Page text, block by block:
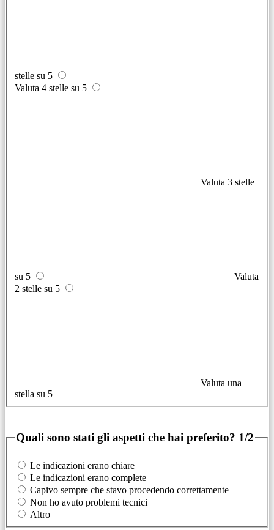
stelle su 5
Valuta 4 stelle su 5
Valuta 3 stelle
su 5
Valuta
2 stelle su 5
Valuta una
stella su 5
Quali sono stati gli aspetti che hai preferito? 1/2
Le indicazioni erano chiare
Le indicazioni erano complete
Capivo sempre che stavo procedendo correttamente
Non ho avuto problemi tecnici
Altro